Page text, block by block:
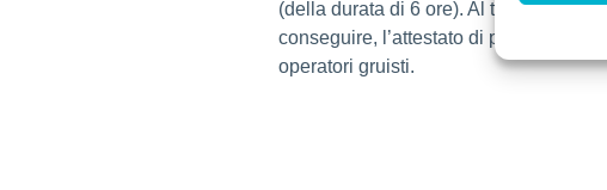
(della durata di 6 ore). Al termine del
conseguire, l’attestato di
operatori gruisti.